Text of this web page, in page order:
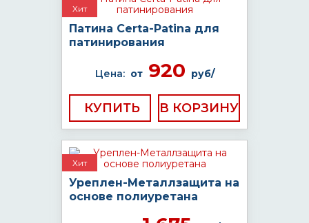
Хит
Патина Certa-Patina для
патинирования
Цена: от920 руб/
КУПИТЬ
Хит
Уреплен-Металлзащита на
основе полиуретана